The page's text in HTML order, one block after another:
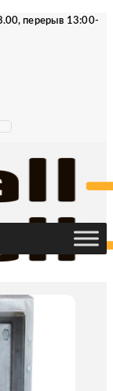
перерыв 13:00-